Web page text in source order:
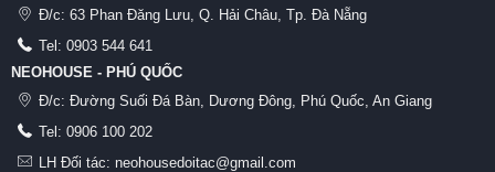
Đ/c: 63 Phan Đăng Lưu, Q. Hải Châu, Tp. Đà Nẵng
Tel: 0903 544 641
NEOHOUSE - PHÚ QUỐC
Đ/c: Đường Suối Đá Bàn, Dương Đông, Phú Quốc, An Giang
Tel: 0906 100 202
LH Đối tác: neohousedoitac@gmail.com